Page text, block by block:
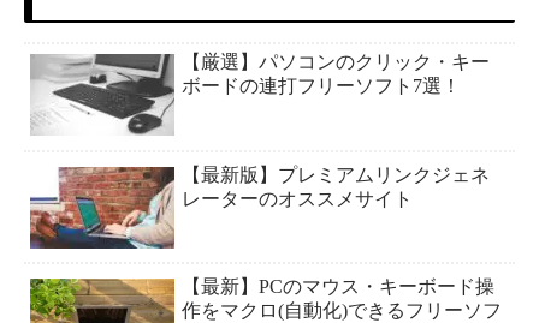
【厳選】パソコンのクリック・キー
ボードの連打フリーソフト7選！
【最新版】プレミアムリンクジェネ
レーターのオススメサイト
【最新】PCのマウス・キーボード操
作をマクロ(自動化)できるフリーソフ